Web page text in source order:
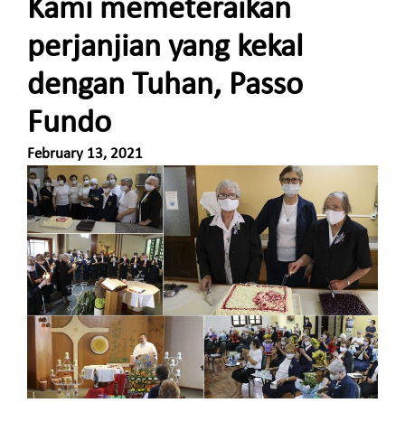
Kami memeteraikan
perjanjian yang kekal
dengan Tuhan, Passo
Fundo
February 13, 2021